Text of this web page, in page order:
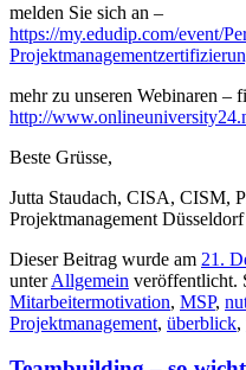
melden Sie sich an –
https://my.edudip.com/event/
mehr zu unseren Webinaren –
http://
Beste Grüsse,
Jutta Staudach, CISA, CISM,
Projektmanagement Düsseldorf
Dieser Beitrag wurde am 21.
unterAllgemein veröffentlicht.
Mitarbeitermotivation, MSP,
Projektmanagement, überblick,